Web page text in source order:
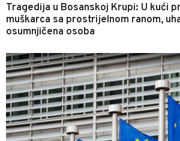
Tragedija u Bosanskoj Krupi: U kući
muškarca sa prostrijelnom ranom,
osumnjičena osoba